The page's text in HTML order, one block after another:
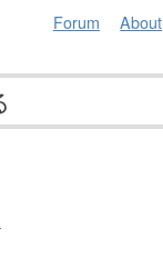
Forum About